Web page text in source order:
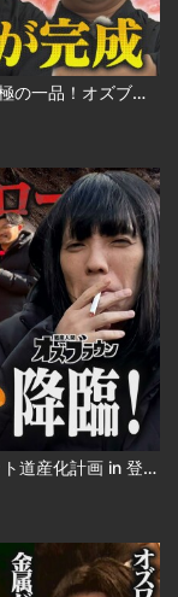
オズブラウン #81 11月16日放送『めざせ究極の一品！オズブラアルティ飯（後編）』
オズブラウン #82 11月23日放送『金属バット道産化計画 in 登別』（前編）